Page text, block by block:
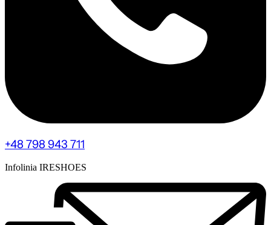
+48 798 943 711
Infolinia IRESHOES